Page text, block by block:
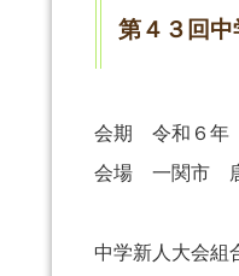
第４３回
会期 令和６年
会場 一関市
中学新人大会組